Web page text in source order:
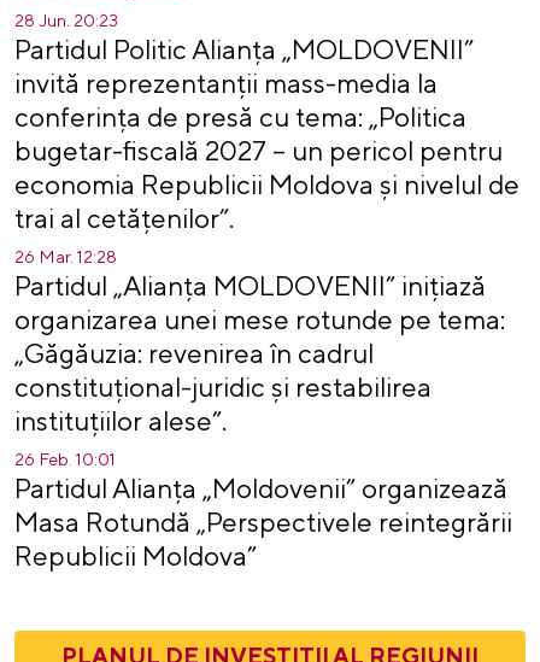
28 Jun. 20:23
Partidul Politic Alianța „MOLDOVENII”
invită reprezentanții mass-media la
conferința de presă cu tema: „Politica
bugetar-fiscală 2027 – un pericol pentru
economia Republicii Moldova și nivelul de
trai al cetățenilor”.
26 Mar. 12:28
Partidul „Alianța MOLDOVENII” inițiază
organizarea unei mese rotunde pe tema:
„Găgăuzia: revenirea în cadrul
constituțional-juridic și restabilirea
instituțiilor alese”.
26 Feb. 10:01
Partidul Alianța „Moldovenii” organizează
Masa Rotundă „Perspectivele reintegrării
Republicii Moldova”
PLANUL DE INVESTIȚII AL REGIUNII